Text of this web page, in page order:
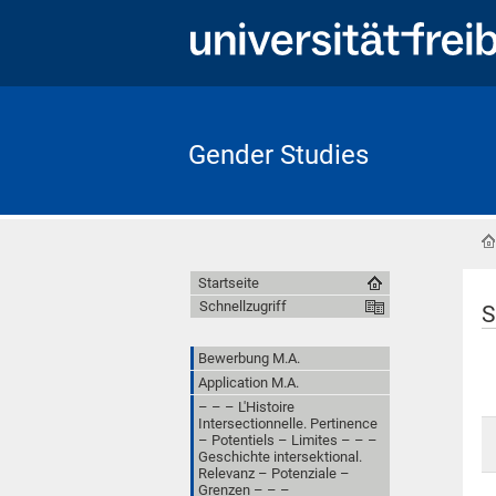
Gender Studies
Startseite
Schnellzugriff
Bewerbung M.A.
Application M.A.
– – – L'Histoire
Intersectionnelle. Pertinence
– Potentiels – Limites – – –
Geschichte intersektional.
Relevanz – Potenziale –
Grenzen – – –